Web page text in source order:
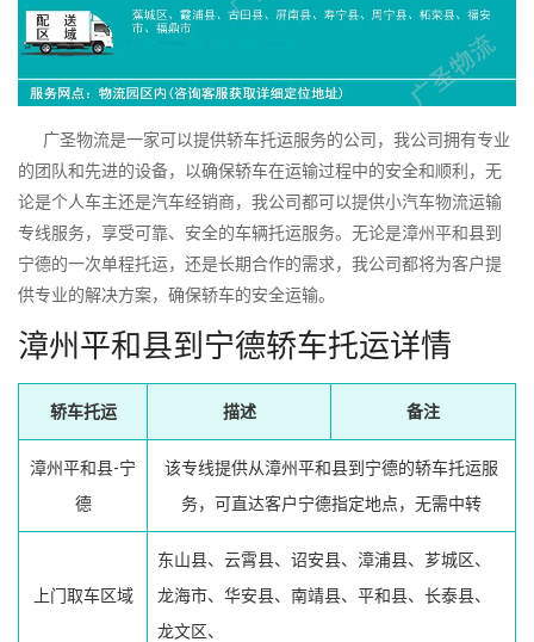
广圣物流是一家可以提供轿车托运服务的公司，我公司拥有专业
的团队和先进的设备，以确保轿车在运输过程中的安全和顺利，无
论是个人车主还是汽车经销商，我公司都可以提供小汽车物流运输
专线服务，享受可靠、安全的车辆托运服务。无论是漳州平和县到
宁德的一次单程托运，还是长期合作的需求，我公司都将为客户提
供专业的解决方案，确保轿车的安全运输。
漳州平和县到宁德轿车托运详情
轿车托运 描述 备注
漳州平和县-宁
德
该专线提供从漳州平和县到宁德的轿车托运服
务，可直达客户宁德指定地点，无需中转
上门取车区域
东山县、云霄县、诏安县、漳浦县、芗城区、
龙海市、华安县、南靖县、平和县、长泰县、
龙文区、